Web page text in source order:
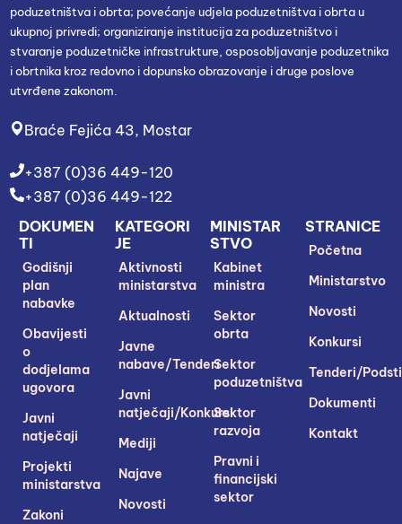
poduzetništva i obrta; povećanje udjela poduzetništva i obrta u
ukupnoj privredi; organiziranje institucija za poduzetništvo i
stvaranje poduzetničke infrastrukture, osposobljavanje poduzetnika
i obrtnika kroz redovno i dopunsko obrazovanje i druge poslove
utvrđene zakonom.
Braće Fejića 43, Mostar
+387 (0)36 449-120
+387 (0)36 449-122
STRANICE
Početna
Ministarstvo
Novosti
Konkursi
Tenderi/
Dokumenti
Kontakt
MINISTAR
STVO
Kabinet
ministra
Sektor
obrta
Sektor
poduzetništva
Sektor
razvoja
Pravni i
financijski
sektor
KATEGORI
JE
Aktivnosti
ministarstva
Aktualnosti
Javne
nabave/Tenderi
Javni
natječaji/Konkursi
Mediji
Najave
Novosti
DOKUMEN
TI
Godišnji
plan
nabavke
Obavijesti
o
dodjelama
ugovora
Javni
natječaji
Projekti
ministarstva
Zakoni